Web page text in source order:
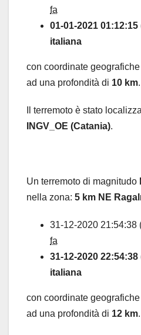
fa
01-01-2021
italiana
con coordinate
ad una profondità di 10 km.
Il terremoto è stato
INGV_OE (Catania).
Un terremoto di magnitudo
nella zona: 5 km NE
31-12-2020 21:54:38
fa
31-12-2020
italiana
con coordinate
ad una profondità di 12 km.